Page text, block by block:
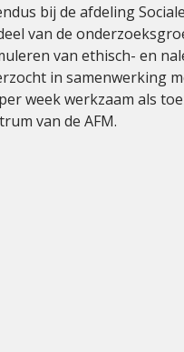
bij de afdeling
van de
van ethisch- en
in samenwerking
week werkzaam als
van de AFM.